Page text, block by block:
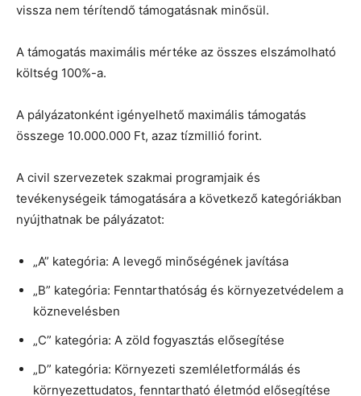
vissza nem térítendő támogatásnak minősül.
A támogatás maximális mértéke az összes elszámolható
költség 100%-a.
A pályázatonként igényelhető maximális támogatás
összege 10.000.000 Ft, azaz tízmillió forint.
A civil szervezetek szakmai programjaik és
tevékenységeik támogatására a következő kategóriákban
nyújthatnak be pályázatot:
„A” kategória: A levegő minőségének javítása
„B” kategória: Fenntarthatóság és környezetvédelem a
köznevelésben
„C” kategória: A zöld fogyasztás elősegítése
„D” kategória: Környezeti szemléletformálás és
környezettudatos, fenntartható életmód elősegítése